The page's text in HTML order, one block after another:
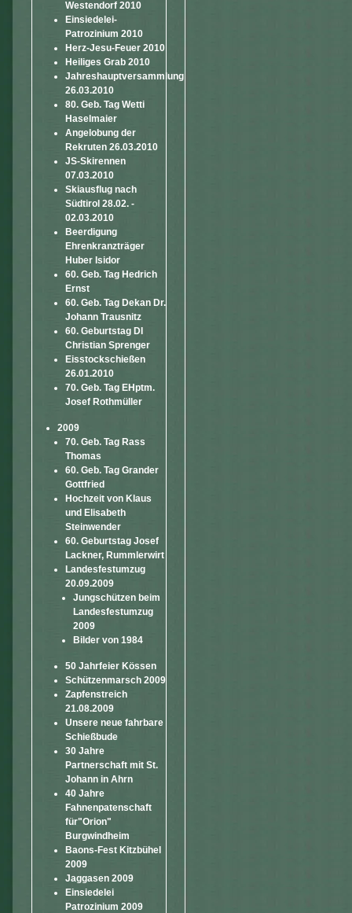
Westendorf 2010
Einsiedelei-
Patrozinium 2010
Herz-Jesu-Feuer 2010
Heiliges Grab 2010
Jahreshauptversammlung
26.03.2010
80. Geb. Tag Wetti
Haselmaier
Angelobung der
Rekruten 26.03.2010
JS-Skirennen
07.03.2010
Skiausflug nach
Südtirol 28.02. -
02.03.2010
Beerdigung
Ehrenkranzträger
Huber Isidor
60. Geb. Tag Hedrich
Ernst
60. Geb. Tag Dekan Dr.
Johann Trausnitz
60. Geburtstag DI
Christian Sprenger
Eisstockschießen
26.01.2010
70. Geb. Tag EHptm.
Josef Rothmüller
2009
70. Geb. Tag Rass
Thomas
60. Geb. Tag Grander
Gottfried
Hochzeit von Klaus
und Elisabeth
Steinwender
60. Geburtstag Josef
Lackner, Rummlerwirt
Landesfestumzug
20.09.2009
Jungschützen beim
Landesfestumzug
2009
Bilder von 1984
50 Jahrfeier Kössen
Schützenmarsch 2009
Zapfenstreich
21.08.2009
Unsere neue fahrbare
Schießbude
30 Jahre
Partnerschaft mit St.
Johann in Ahrn
40 Jahre
Fahnenpatenschaft
für"Orion"
Burgwindheim
Baons-Fest Kitzbühel
2009
Jaggasen 2009
Einsiedelei
Patrozinium 2009